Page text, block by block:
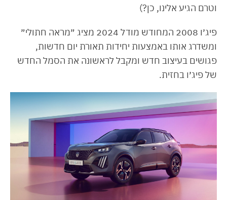
וטרם הגיע אלינו, כן?)
פיג׳ו 2008 המחודש מודל 2024 מציג ״מראה חתולי״
ומשדרג אותו באמצעות יחידות תאורת יום חדשות,
פגושים בעיצוב חדש ומקבל לראשונה את הסמל החדש
של פיג׳ו בחזית.